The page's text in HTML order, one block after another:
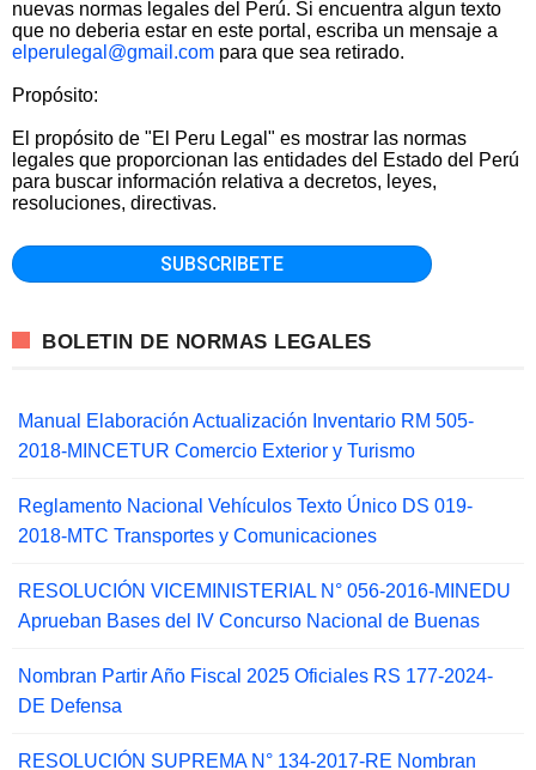
nuevas normas legales del Perú. Si encuentra algun texto
que no deberia estar en este portal, escriba un mensaje a
elperulegal@gmail.com para que sea retirado.
Propósito:
El propósito de "El Peru Legal" es mostrar las normas
legales que proporcionan las entidades del Estado del Perú
para buscar información relativa a decretos, leyes,
resoluciones, directivas.
BOLETIN DE NORMAS LEGALES
Manual Elaboración Actualización Inventario RM 505-
2018-MINCETUR Comercio Exterior y Turismo
Reglamento Nacional Vehículos Texto Único DS 019-
2018-MTC Transportes y Comunicaciones
RESOLUCIÓN VICEMINISTERIAL N° 056-2016-MINEDU
Aprueban Bases del IV Concurso Nacional de Buenas
Nombran Partir Año Fiscal 2025 Oficiales RS 177-2024-
DE Defensa
RESOLUCIÓN SUPREMA N° 134-2017-RE Nombran